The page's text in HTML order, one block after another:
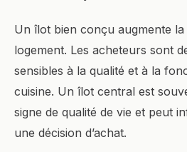
Un îlot bien conçu augmente
logement. Les acheteurs sont
sensibles à la qualité et à la
cuisine. Un îlot central est
signe de qualité de vie et peut
une décision d’achat.